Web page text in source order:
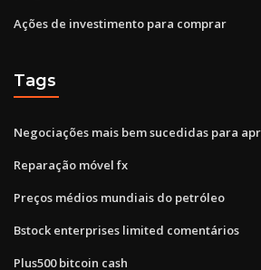
Ações de investimento para comprar
Tags
Negociações mais bem sucedidas para
Reparação móvel fx
Preços médios mundiais do petróleo
Bstock enterprises limited comentários
Plus500 bitcoin cash